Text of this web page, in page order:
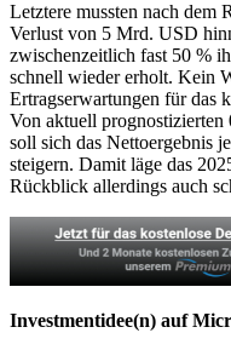
Letztere mussten nach dem
Verlust von 5 Mrd. USD
zwischenzeitlich fast 50 %
schnell wieder erholt. Kein
Ertragserwartungen für das
Von aktuell
soll sich das Nettoergebnis
steigern. Damit läge das
Rückblick allerdings auch
Investmentidee(n) auf